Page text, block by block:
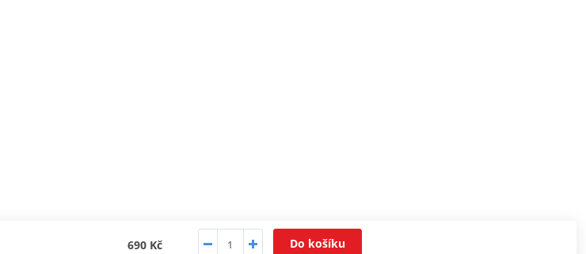
690 Kč Do košíku